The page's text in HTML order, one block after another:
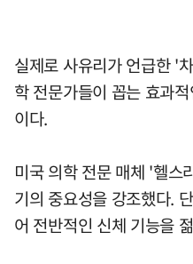
실제로 사유리가 언급한 '
학 전문가들이 꼽는 효과
이다.
미국 의학 전문 매체 '헬스
기의 중요성을 강조했다.
어 전반적인 신체 기능을